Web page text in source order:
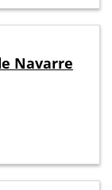
Navarre